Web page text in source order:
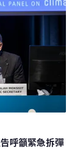
告有什麼重要
可逆轉」的臨
更多災難。總結
學知識，其中的
依據。
呼籲緊急拆彈